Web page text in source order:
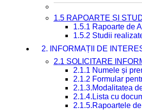
1.5 RAPOARTE ȘI
1.5.1 Rapoarte de
1.5.2 Studii
2. INFORMAȚII DE
2.1 SOLICITARE
2.1.1 Numele și
2.1.2 Formular
2.1.3.Modalitatea
2.1.4.Lista cu
2.1.5.Rapoartele